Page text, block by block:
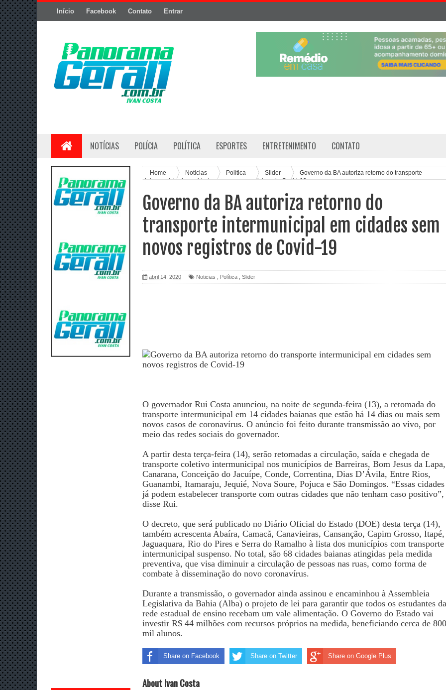
Início Facebook Contato Entrar
NOTÍCIAS POLÍCIA POLÍTICA ESPORTES ENTRETENIMENTO CONTATO
Home Noticias Política Slider
Governo da BA autoriza retorno do transporte
intermunicipal em cidades sem novos registros de Covid-19
Governo da BA autoriza retorno do
transporte intermunicipal em cidades sem
novos registros de Covid-19
abril 14, 2020 Noticias Política Slider
O governador Rui Costa anunciou, na noite de segunda-feira (13), a retomada do
transporte intermunicipal em 14 cidades baianas que estão há 14 dias ou mais sem
novos casos de coronavírus. O anúncio foi feito durante transmissão ao vivo, por
meio das redes sociais do governador.
A partir desta terça-feira (14), serão retomadas a circulação, saída e chegada de
transporte coletivo intermunicipal nos municípios de Barreiras, Bom Jesus da Lapa,
Canarana, Conceição do Jacuípe, Conde, Correntina, Dias D’Ávila, Entre Rios,
Guanambi, Itamaraju, Jequié, Nova Soure, Pojuca e São Domingos. “Essas cidades
já podem estabelecer transporte com outras cidades que não tenham caso positivo”,
disse Rui.
O decreto, que será publicado no Diário Oficial do Estado (DOE) desta terça (14),
também acrescenta Abaíra, Camacã, Canavieiras, Cansanção, Capim Grosso, Itapé,
Jaguaquara, Rio do Pires e Serra do Ramalho à lista dos municípios com transporte
intermunicipal suspenso. No total, são 68 cidades baianas atingidas pela medida
preventiva, que visa diminuir a circulação de pessoas nas ruas, como forma de
combate à disseminação do novo coronavírus.
Durante a transmissão, o governador ainda assinou e encaminhou à Assembleia
Legislativa da Bahia (Alba) o projeto de lei para garantir que todos os estudantes da
rede estadual de ensino recebam um vale alimentação. O Governo do Estado vai
investir R$ 44 milhões com recursos próprios na medida, beneficiando cerca de 800
mil alunos.
Share on Facebook Share on Twitter Share on Google Plus
About Ivan Costa